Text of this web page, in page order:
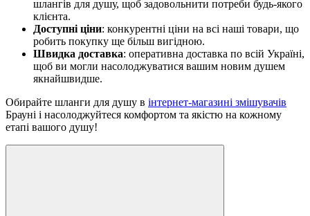
шлангів для душу, щоб задовольнити потреби будь-якого
клієнта.
Доступні ціни: конкурентні ціни на всі наші товари, що
робить покупку ще більш вигідною.
Швидка доставка: оперативна доставка по всій Україні,
щоб ви могли насолоджуватися вашим новим душем
якнайшвидше.
Обирайте шланги для душу в інтернет-магазині змішувачів
Брауні і насолоджуйтеся комфортом та якістю на кожному
етапі вашого душу!